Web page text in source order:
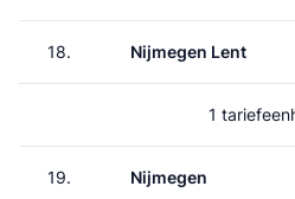
18. Nijmegen Lent
1
19. Nijmegen